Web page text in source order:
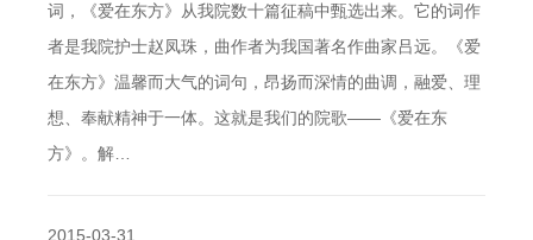
词，《爱在东方》从我院数十篇征稿中甄选出来。它的词作
者是我院护士赵凤珠，曲作者为我国著名作曲家吕远。《爱
在东方》温馨而大气的词句，昂扬而深情的曲调，融爱、理
想、奉献精神于一体。这就是我们的院歌——《爱在东
方》。解…
2015-03-31